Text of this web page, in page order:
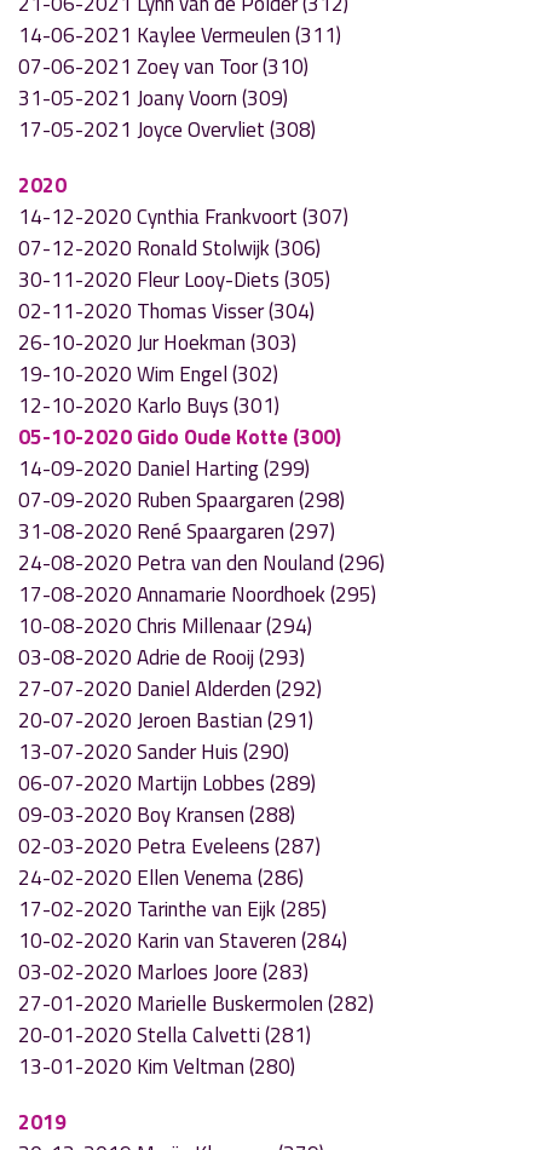
14-06-2021 Kaylee Vermeulen (311)
07-06-2021 Zoey van Toor (310)
31-05-2021 Joany Voorn (309)
17-05-2021 Joyce Overvliet (308)
2020
14-12-2020 Cynthia Frankvoort (307)
07-12-2020 Ronald Stolwijk (306)
30-11-2020 Fleur Looy-Diets (305)
02-11-2020 Thomas Visser (304)
26-10-2020 Jur Hoekman (303)
19-10-2020 Wim Engel (302)
12-10-2020 Karlo Buys (301)
05-10-2020 Gido Oude Kotte (300)
14-09-2020 Daniel Harting (299)
07-09-2020 Ruben Spaargaren (298)
31-08-2020 René Spaargaren (297)
24-08-2020 Petra van den Nouland (296)
17-08-2020 Annamarie Noordhoek (295)
10-08-2020 Chris Millenaar (294)
03-08-2020 Adrie de Rooij (293)
27-07-2020 Daniel Alderden (292)
20-07-2020 Jeroen Bastian (291)
13-07-2020 Sander Huis (290)
06-07-2020 Martijn Lobbes (289)
09-03-2020 Boy Kransen (288)
02-03-2020 Petra Eveleens (287)
24-02-2020 Ellen Venema (286)
17-02-2020 Tarinthe van Eijk (285)
10-02-2020 Karin van Staveren (284)
03-02-2020 Marloes Joore (283)
27-01-2020 Marielle Buskermolen (282)
20-01-2020 Stella Calvetti (281)
13-01-2020 Kim Veltman (280)
2019